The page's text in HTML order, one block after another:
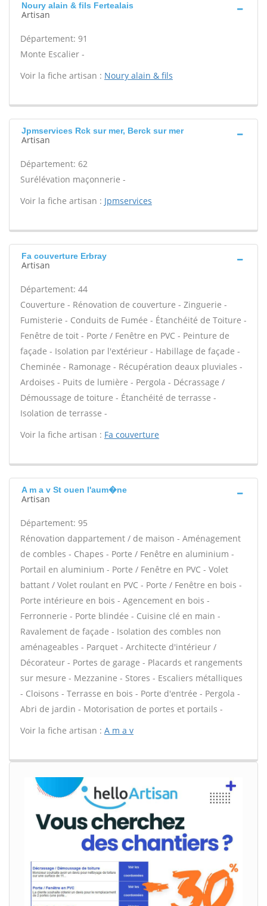
Noury alain & fils Fertealais
Artisan
Département: 91
Monte Escalier -
Voir la fiche artisan : Noury alain & fils
Jpmservices Rck sur mer, Berck sur mer
Artisan
Département: 62
Surélévation maçonnerie -
Voir la fiche artisan : Jpmservices
Fa couverture Erbray
Artisan
Département: 44
Couverture - Rénovation de couverture - Zinguerie -
Fumisterie - Conduits de Fumée - Étanchéité de Toiture -
Fenêtre de toit - Porte / Fenêtre en PVC - Peinture de
façade - Isolation par l'extérieur - Habillage de façade -
Cheminée - Ramonage - Récupération deaux pluviales -
Ardoises - Puits de lumière - Pergola - Décrassage /
Démoussage de toiture - Étanchéité de terrasse -
Isolation de terrasse -
Voir la fiche artisan : Fa couverture
A m a v St ouen l'aum�ne
Artisan
Département: 95
Rénovation dappartement / de maison - Aménagement
de combles - Chapes - Porte / Fenêtre en aluminium -
Portail en aluminium - Porte / Fenêtre en PVC - Volet
battant / Volet roulant en PVC - Porte / Fenêtre en bois -
Porte intérieure en bois - Agencement en bois -
Ferronnerie - Porte blindée - Cuisine clé en main -
Ravalement de façade - Isolation des combles non
aménageables - Parquet - Architecte d'intérieur /
Décorateur - Portes de garage - Placards et rangements
sur mesure - Mezzanine - Stores - Escaliers métalliques
- Cloisons - Terrasse en bois - Porte d'entrée - Pergola -
Abri de jardin - Motorisation de portes et portails -
Voir la fiche artisan : A m a v